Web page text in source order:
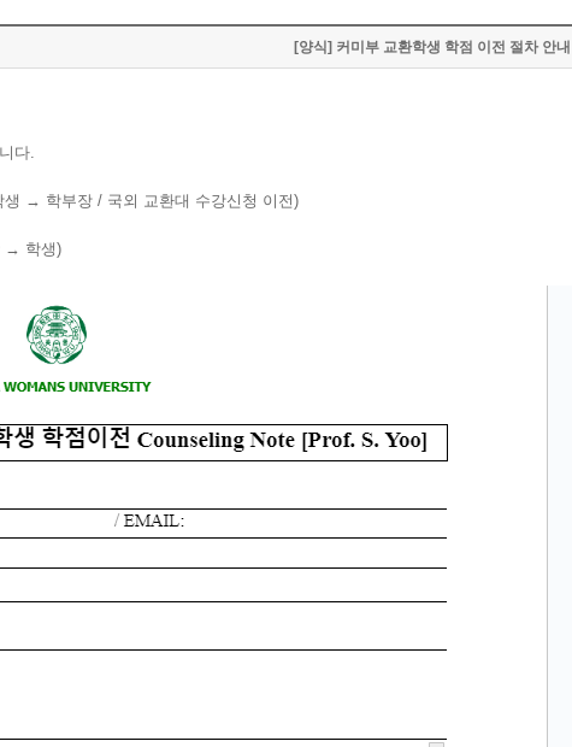
[양식] 커미부 교환학생 학점 이전 절차 안내
다.
→ 학부장 / 국외 교환대 수강신청 이전)
→ 학생)